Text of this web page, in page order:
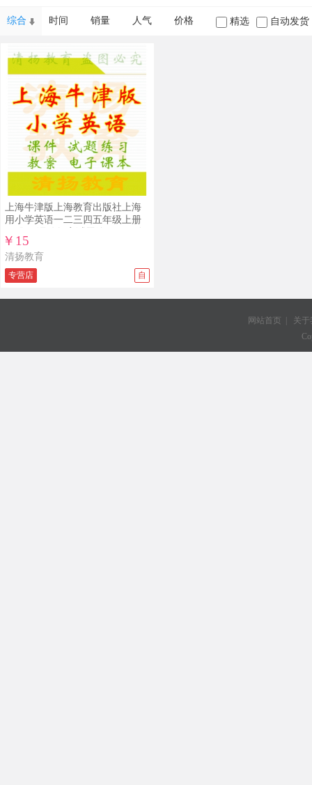
综合 时间 销量 人气 价格 精选 自动发货
上海牛津版上海教育出版社上海
用小学英语一二三四五年级上册
画电子课本整册打包下载
￥15
清扬教育
专营店 自
网站首页
关于